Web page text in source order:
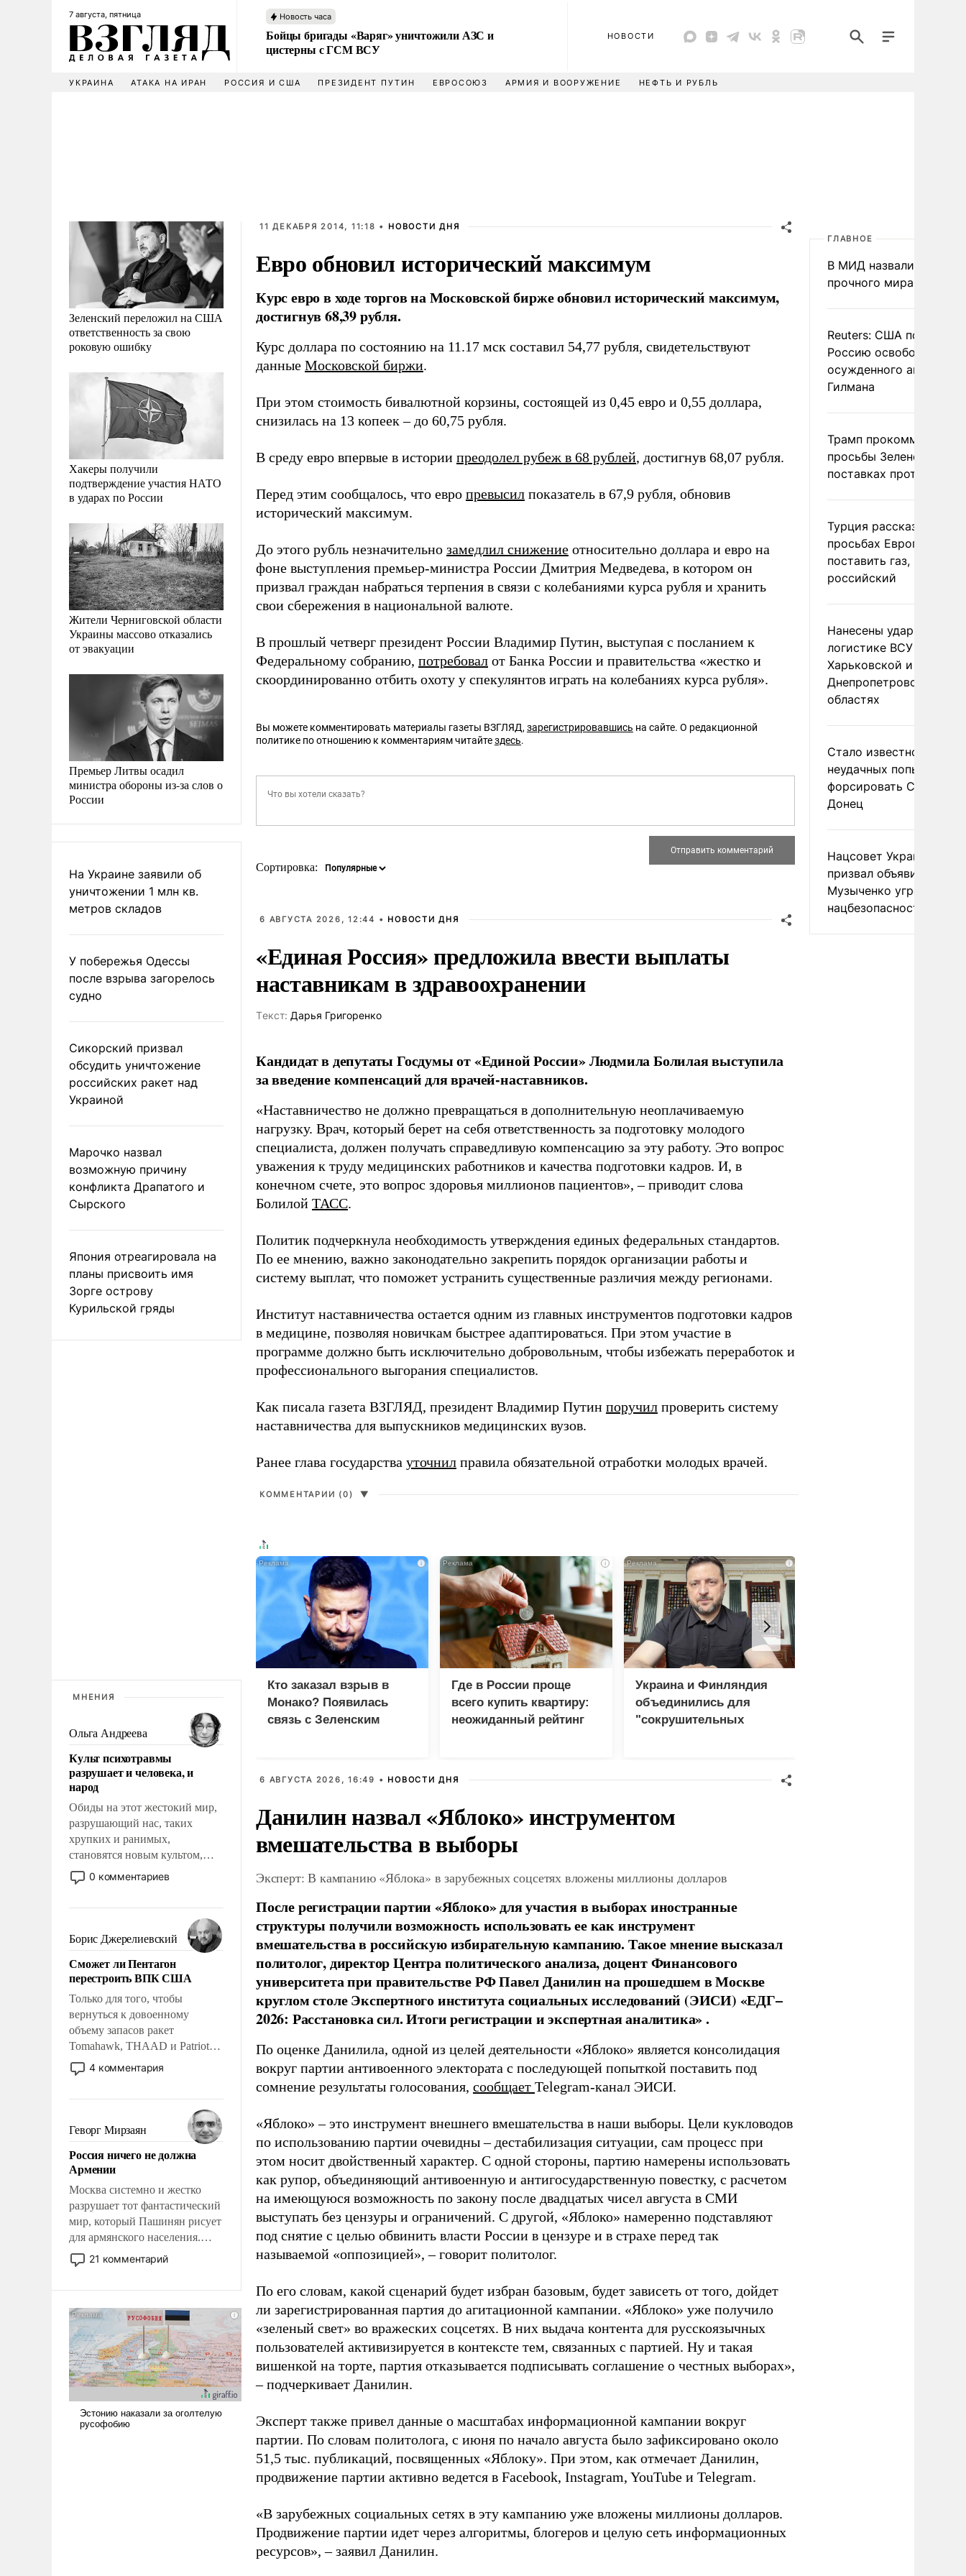
7 августа, пятница Новость часа
Бойцы бригады «Варяг» уничтожили АЗС и
цистерны с ГСМ ВСУ
НОВОСТИ
УКРАИНА АТАКА НА ИРАН РОССИЯ И США ПРЕЗИДЕНТ ПУТИН ЕВРОСОЮЗ АРМИЯ И ВООРУЖЕНИЕ НЕФТЬ И РУБЛЬ
Зеленский переложил на США
ответственность за свою
роковую ошибку
Хакеры получили
подтверждение участия НАТО
в ударах по России
Жители Черниговской области
Украины массово отказались
от эвакуации
Премьер Литвы осадил
министра обороны из-за слов о
России
На Украине заявили об
уничтожении 1 млн кв.
метров складов
У побережья Одессы
после взрыва загорелось
судно
Сикорский призвал
обсудить уничтожение
российских ракет над
Украиной
Марочко назвал
возможную причину
конфликта Драпатого и
Сырского
Япония отреагировала на
планы присвоить имя
Зорге острову
Курильской гряды
МНЕНИЯ
Ольга Андреева
Культ психотравмы
разрушает и человека, и
народ
Обиды на этот жестокий мир,
разрушающий нас, таких
хрупких и ранимых,
становятся новым культом,
постепенно вытесняя и
отменяя традиционное
мужественным и твердым под
ударами судьбы, брать на себя
ответственность, помогать
слабым, идти вперед и
адаптироваться.
0 комментариев
Борис Джерелиевский
Сможет ли Пентагон
перестроить ВПК США
Только для того, чтобы
вернуться к довоенному
объему запасов ракет
Tomahawk, THAAD и Patriot
США потребуется более трех
лет. Даже небольшая война с
Сложившаяся ситуация
означает многолетний период
уязвимости США, например,
перед Китаем.
4 комментария
Геворг Мирзаян
Россия ничего не должна
Армении
Москва системно и жестко
разрушает тот фантастический
мир, который Пашинян рисует
для армянского населения.
Мир, где политические
прожекты будут безусловно
налогоплательщиков и где
Еревану за свои поступки не
нужно отвечать.
21 комментарий
11 ДЕКАБРЯ 2014, 11:18 • НОВОСТИ ДНЯ
Евро обновил исторический максимум
Курс евро в ходе торгов на Московской бирже обновил исторический максимум,
достигнув 68,39 рубля.
Курс доллара по состоянию на 11.17 мск составил 54,77 рубля, свидетельствуют
данные Московской биржи.
При этом стоимость бивалютной корзины, состоящей из 0,45 евро и 0,55 доллара,
снизилась на 13 копеек – до 60,75 рубля.
В среду евро впервые в истории преодолел рубеж в 68 рублей, достигнув 68,07 рубля.
Перед этим сообщалось, что евро превысил показатель в 67,9 рубля, обновив
исторический максимум.
До этого рубль незначительно замедлил снижение относительно доллара и евро на
фоне выступления премьер-министра России Дмитрия Медведева, в котором он
призвал граждан набраться терпения в связи с колебаниями курса рубля и хранить
свои сбережения в национальной валюте.
В прошлый четверг президент России Владимир Путин, выступая с посланием к
Федеральному собранию, потребовал от Банка России и правительства «жестко и
скоординированно отбить охоту у спекулянтов играть на колебаниях курса рубля».
Вы можете комментировать материалы газеты ВЗГЛЯД, зарегистрировавшись на сайте. О редакционной
политике по отношению к комментариям читайтездесь.
Сортировка:
6 АВГУСТА 2026, 12:44 • НОВОСТИ ДНЯ
«Единая Россия» предложила ввести выплаты
наставникам в здравоохранении
Tекст: Дарья Григоренко
Кандидат в депутаты Госдумы от «Единой России» Людмила Болилая выступила
за введение компенсаций для врачей-наставников.
«Наставничество не должно превращаться в дополнительную неоплачиваемую
нагрузку. Врач, который берет на себя ответственность за подготовку молодого
специалиста, должен получать справедливую компенсацию за эту работу. Это вопрос
уважения к труду медицинских работников и качества подготовки кадров. И, в
конечном счете, это вопрос здоровья миллионов пациентов», – приводит слова
Болилой ТАСС.
Политик подчеркнула необходимость утверждения единых федеральных стандартов.
По ее мнению, важно законодательно закрепить порядок организации работы и
систему выплат, что поможет устранить существенные различия между регионами.
Институт наставничества остается одним из главных инструментов подготовки кадров
в медицине, позволяя новичкам быстрее адаптироваться. При этом участие в
программе должно быть исключительно добровольным, чтобы избежать переработок и
профессионального выгорания специалистов.
Как писала газета ВЗГЛЯД, президент Владимир Путин поручил проверить систему
наставничества для выпускников медицинских вузов.
Ранее глава государства уточнил правила обязательной отработки молодых врачей.
КОММЕНТАРИИ (0) ▼
i
Кто заказал взрыв в
Монако? Появилась
связь с Зеленским
i
Где в России проще
всего купить квартиру:
неожиданный рейтинг
i
Украина и Финляндия
объединились для
"сокрушительных
6 АВГУСТА 2026, 16:49 • НОВОСТИ ДНЯ
Данилин назвал «Яблоко» инструментом
вмешательства в выборы
Эксперт: В кампанию «Яблока» в зарубежных соцсетях вложены миллионы долларов
После регистрации партии «Яблоко» для участия в выборах иностранные
структуры получили возможность использовать ее как инструмент
вмешательства в российскую избирательную кампанию. Такое мнение высказал
политолог, директор Центра политического анализа, доцент Финансового
университета при правительстве РФ Павел Данилин на прошедшем в Москве
круглом столе Экспертного института социальных исследований (ЭИСИ) «ЕДГ–
2026: Расстановка сил. Итоги регистрации и экспертная аналитика» .
По оценке Данилила, одной из целей деятельности «Яблоко» является консолидация
вокруг партии антивоенного электората с последующей попыткой поставить под
сомнение результаты голосования, сообщает Telegram-канал ЭИСИ.
«Яблоко» – это инструмент внешнего вмешательства в наши выборы. Цели кукловодов
по использованию партии очевидны – дестабилизация ситуации, сам процесс при
этом носит двойственный характер. С одной стороны, партию намерены использовать
как рупор, объединяющий антивоенную и антигосударственную повестку, с расчетом
на имеющуюся возможность по закону после двадцатых чисел августа в СМИ
выступать без цензуры и ограничений. С другой, «Яблоко» намеренно подставляют
под снятие с целью обвинить власти России в цензуре и в страхе перед так
называемой «оппозицией», – говорит политолог.
По его словам, какой сценарий будет избран базовым, будет зависеть от того, дойдет
ли зарегистрированная партия до агитационной кампании. «Яблоко» уже получило
«зеленый свет» во вражеских соцсетях. В них выдача контента для русскоязычных
пользователей активизируется в контексте тем, связанных с партией. Ну и такая
вишенкой на торте, партия отказывается подписывать соглашение о честных выборах»,
– подчеркивает Данилин.
Эксперт также привел данные о масштабах информационной кампании вокруг
партии. По словам политолога, с июня по начало августа было зафиксировано около
51,5 тыс. публикаций, посвященных «Яблоку». При этом, как отмечает Данилин,
продвижение партии активно ведется в Facebook, Instagram, YouTube и Telegram.
«В зарубежных социальных сетях в эту кампанию уже вложены миллионы долларов.
Продвижение партии идет через алгоритмы, блогеров и целую сеть информационных
ресурсов», – заявил Данилин.
ГЛАВНОЕ
В МИД назвали условия
прочного мира на
Reuters: США
Россию освободить
осужденного
Гилмана
Трамп
просьбы Зеленского о
поставках
Турция рассказала о
просьбах Европы
поставить газ, но не
российский
Нанесены удары по
логистике ВСУ в
Харьковской и
Днепропетровской
областях
Стало известно о
неудачных попытках
форсировать
Донец
Нацсовет Украины по
призвал объявить
Музыченко угрозой
нацбезопасности